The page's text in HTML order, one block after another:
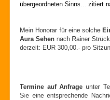
übergeordneten Sinns... zitiert
Mein Honorar für eine solche
Aura Sehen nach Rainer
derzeit: EUR 300,00.- pro
Termine auf Anfrage unter
Sie eine entsprechende